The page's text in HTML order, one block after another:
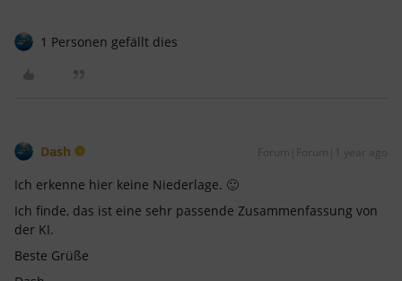
1 Personen gefällt dies
Dash Forum|Forum|1 year ago
Ich erkenne hier keine Niederlage. 🙂
Ich finde, das ist eine sehr passende Zusammenfassung von
der KI.
Beste Grüße